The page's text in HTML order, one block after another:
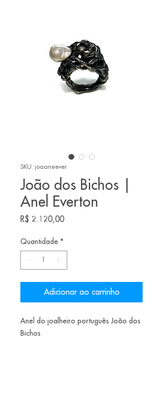
SKU: joaaneever
João dos Bichos |
Anel Everton
R$ 2.120,00Preço
Quantidade *
Adicionar ao carrinho
Anel do joalheiro português João dos
Bichos